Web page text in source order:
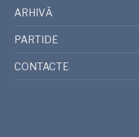
ARHIVĂ
PARTIDE
CONTACTE